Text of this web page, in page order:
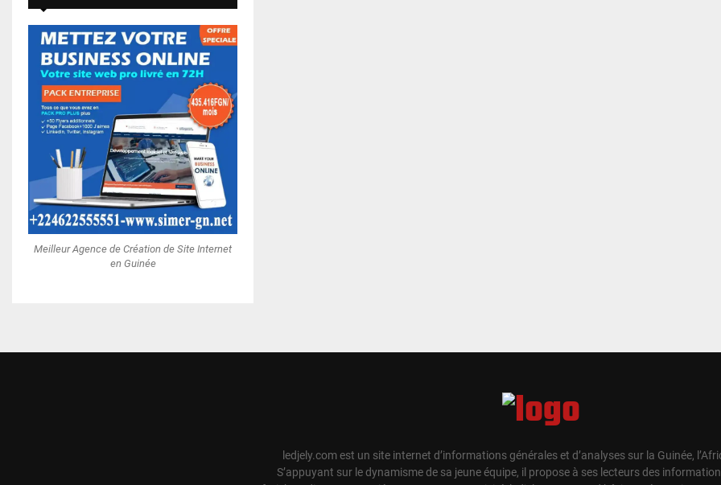
Meilleur Agence de Création de Site Internet
en Guinée
ledjely.com est un site internet d’informations générales et d’analyses sur la Guinée,
S’appuyant sur le dynamisme de sa jeune équipe, il propose à ses lecteurs des